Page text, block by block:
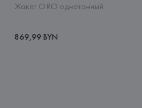
Жакет ORO однотонный
869,99 BYN